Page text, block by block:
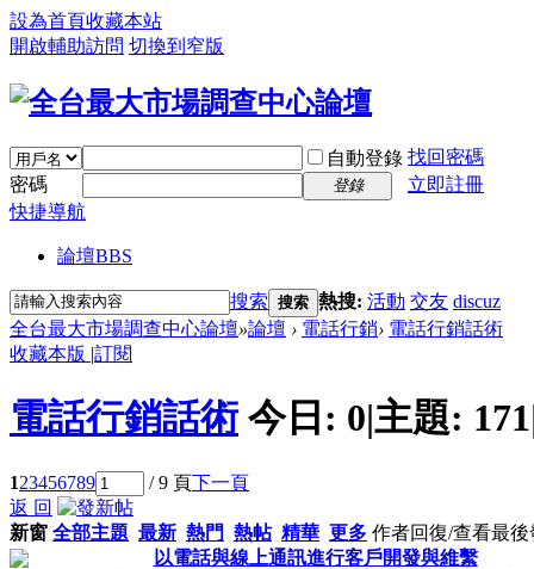
設為首頁收藏本站
開啟輔助訪問 切換到窄版
自動登錄 找回密碼
密碼
登錄
立即註冊
快捷導航
論壇BBS
搜索 搜索 熱搜: 活動 交友 discuz
全台最大市場調查中心論壇»論壇 › 電話行銷› 電話行銷話術
收藏本版 |訂閱
電話行銷話術 今日: 0|主題: 171
123456789 / 9 頁下一頁
返 回
新窗 全部主題 最新 熱門 熱帖 精華 更多 作者回復/查看最後
以電話與線上通訊進行客戶開發與維繫